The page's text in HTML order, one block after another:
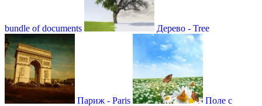
bundle of documents Дерево - Tree
Париж - Paris Поле с